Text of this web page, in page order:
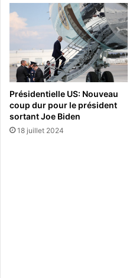
Présidentielle US: Nouveau
coup dur pour le président
sortant Joe Biden
18 juillet 2024